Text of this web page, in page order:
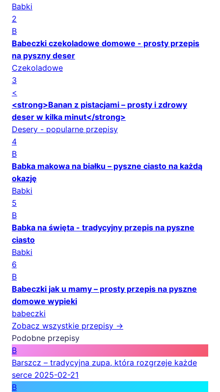
Babki
2
B
Babeczki czekoladowe domowe - prosty przepis
na pyszny deser
Czekoladowe
3
<
<strong>Banan z pistacjami – prosty i zdrowy
deser w kilka minut</strong>
Desery - popularne przepisy
4
B
Babka makowa na białku – pyszne ciasto na każdą
okazję
Babki
5
B
Babka na święta - tradycyjny przepis na pyszne
ciasto
Babki
6
B
Babeczki jak u mamy – prosty przepis na pyszne
domowe wypieki
babeczki
Zobacz wszystkie przepisy →
Podobne przepisy
B
Barszcz – tradycyjna zupa, która rozgrzeje każde
serce 2025-02-21
B